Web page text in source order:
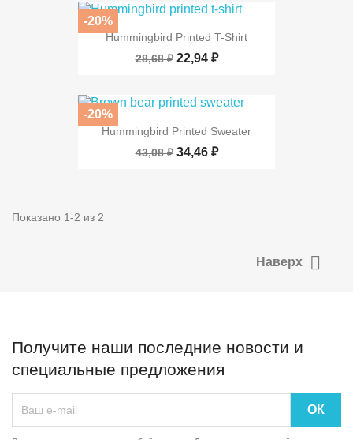
Hummingbird Printed T-Shirt
28,68 ₽ 22,94 ₽
-20%
Hummingbird Printed Sweater
43,08 ₽ 34,46 ₽
-20%
Показано 1-2 из 2
Наверх 
Получите наши последние новости и
специальные предложения